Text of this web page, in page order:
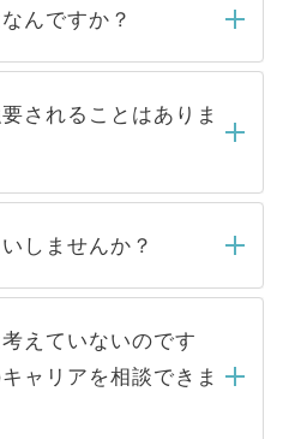
その後メールもしくは
日以内にはご連絡をせて
しばらくお待ちくださ
んですか？
取り扱っている求人の
サイトからご覧いただ
」です。非公開求人は
、一般には公開してい
ため 人気のある医療機
と、応募が殺到する場
る条件に合った人材の
依頼するケースが増え
されることはありま
ることは一切ありませ
先から内定をいただい
ありません。内定先へ
リアパートナーが行い
しませんか？
ることはありませんの
。当サイトからの登録
録者様の個人情報は、
ップおよび転職活動の
たします。お預かりし
えていないのです
ャリアを相談できま